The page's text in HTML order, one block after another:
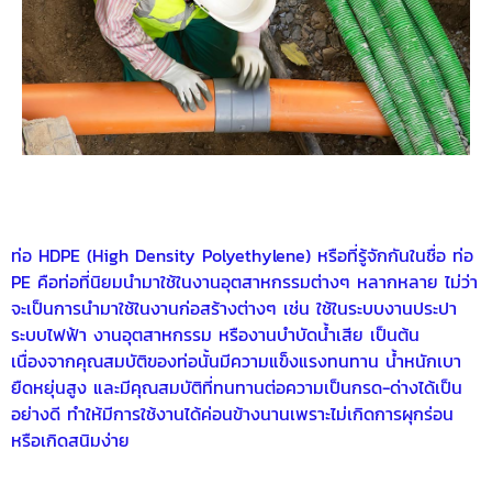
ท่อ HDPE (High Density Polyethylene) หรือที่รู้จักกันในชื่อ ท่อ
PE คือท่อที่นิยมนำมาใช้ในงานอุตสาหกรรมต่างๆ หลากหลาย ไม่ว่า
จะเป็นการนำมาใช้ในงานก่อสร้างต่างๆ เช่น ใช้ในระบบงานประปา
ระบบไฟฟ้า งานอุตสาหกรรม หรืองานบำบัดน้ำเสีย เป็นต้น
เนื่องจากคุณสมบัติของท่อนั้นมีความแข็งแรงทนทาน น้ำหนักเบา
ยืดหยุ่นสูง และมีคุณสมบัติที่ทนทานต่อความเป็นกรด-ด่างได้เป็น
อย่างดี ทำให้มีการใช้งานได้ค่อนข้างนานเพราะไม่เกิดการผุกร่อน
หรือเกิดสนิมง่าย